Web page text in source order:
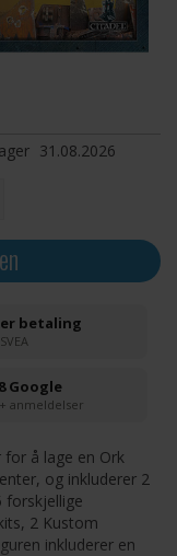
31.08.2026
betaling
Google
anmeldelser
å lage en Ork
og inkluderer 2
forskjellige
2 Kustom
inkluderer en